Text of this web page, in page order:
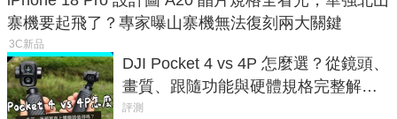
寨機要起飛了？專家曝山寨機無法復刻兩大關鍵
3C新品
DJI Pocket 4 vs 4P 怎麼選？從鏡頭、
畫質、跟隨功能與硬體規格完整解
析，一次看懂兩台差異
評測